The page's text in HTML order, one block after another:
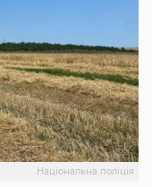
Національна поліція